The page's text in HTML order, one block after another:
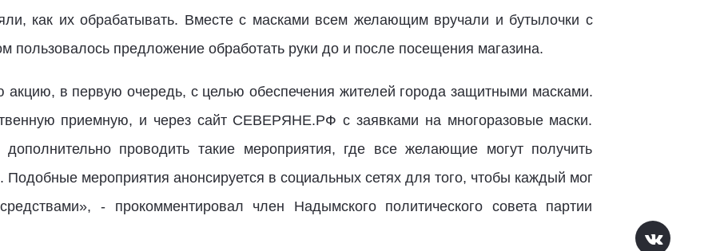
как их обрабатывать. Вместе с масками всем желающим вручали и бутылочки с
пользовалось предложение обработать руки до и после посещения магазина.
в первую очередь, с целью обеспечения жителей города защитными масками.
приемную, и через сайт СЕВЕРЯНЕ.РФ с заявками на многоразовые маски.
проводить такие мероприятия, где все желающие могут получить
мероприятия анонсируется в социальных сетях для того, чтобы каждый мог
- прокомментировал член Надымского политического совета партии